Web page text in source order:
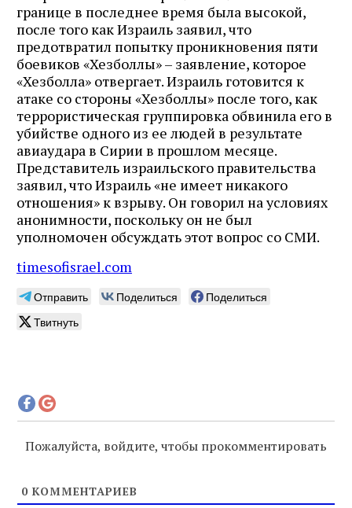
границе в последнее время была высокой,
после того как Израиль заявил, что
предотвратил попытку проникновения пяти
боевиков «Хезболлы» – заявление, которое
«Хезболла» отвергает. Израиль готовится к
атаке со стороны «Хезболлы» после того, как
террористическая группировка обвинила его в
убийстве одного из ее людей в результате
авиаудара в Сирии в прошлом месяце.
Представитель израильского правительства
заявил, что Израиль «не имеет никакого
отношения» к взрыву. Он говорил на условиях
анонимности, поскольку он не был
уполномочен обсуждать этот вопрос со СМИ.
timesofisrael.com
Отправить Поделиться
Поделиться
Твитнуть
Пожалуйста, войдите, чтобы прокомментировать
0 КОММЕНТАРИЕВ